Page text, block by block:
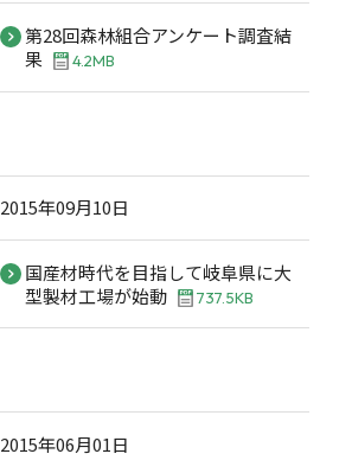
第28回森林組合アンケート調査結
果
4.2MB
2015年09月10日
国産材時代を目指して岐阜県に大
型製材工場が始動
737.5KB
2015年06月01日